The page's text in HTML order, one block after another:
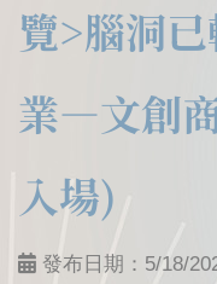
覽>腦洞
業—文創
入場)
發布日期： 5/18/